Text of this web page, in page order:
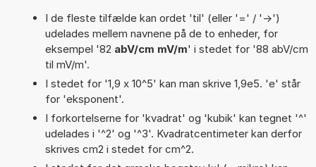
I de fleste tilfælde kan ordet 'til' (eller '=' / '->')
udelades mellem navnene på de to enheder, for
eksempel '82 abV/cm mV/m' i stedet for '88 abV/cm
til mV/m'.
I stedet for '1,9 x 10^5' kan man skrive 1,9e5. 'e' står
for 'eksponent'.
I forkortelserne for 'kvadrat' og 'kubik' kan tegnet '^'
udelades i '^2' og '^3'. Kvadratcentimeter kan derfor
skrives cm2 i stedet for cm^2.